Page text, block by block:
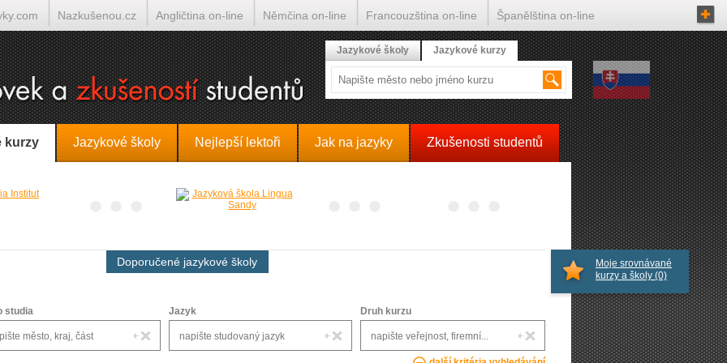
kurzy Jazykové školy Nejlepší lektoři Jak na jazyky Zkušenosti studentů
Doporučené jazykové školy
studia Jazyk Druh kurzu
Moje srovnávané
kurzy a školy (0)
Jazykové školy Jazykové kurzy
Nazkušenou.cz Angličtina on-line Němčina on-line Francouzština on-line Španělština on-line